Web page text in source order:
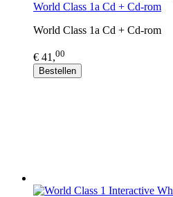
World Class 1a Cd + Cd-rom
World Class 1a Cd + Cd-rom
€ 41,00
Bestellen